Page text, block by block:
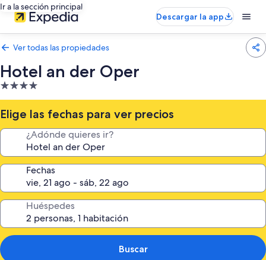
Ir a la sección principal
Descargar la app
Ver todas las propiedades
Hotel an der Oper
Propiedad
de
4.0
estrellas
Elige las fechas para ver precios
¿Adónde quieres ir?
Fechas
Huéspedes
Buscar